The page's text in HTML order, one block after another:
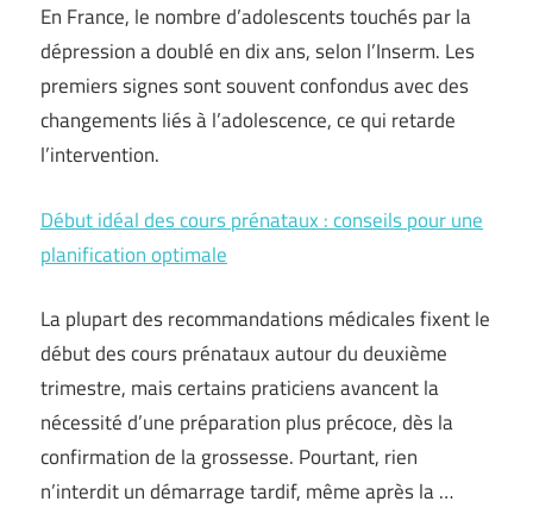
En France, le nombre d’adolescents touchés par la
dépression a doublé en dix ans, selon l’Inserm. Les
premiers signes sont souvent confondus avec des
changements liés à l’adolescence, ce qui retarde
l’intervention.
Début idéal des cours prénataux : conseils pour une
planification optimale
La plupart des recommandations médicales fixent le
début des cours prénataux autour du deuxième
trimestre, mais certains praticiens avancent la
nécessité d’une préparation plus précoce, dès la
confirmation de la grossesse. Pourtant, rien
n’interdit un démarrage tardif, même après la …